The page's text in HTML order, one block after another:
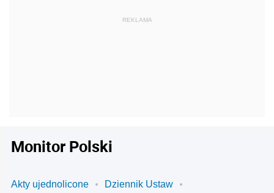
Monitor Polski
Akty ujednolicone
Dziennik Ustaw